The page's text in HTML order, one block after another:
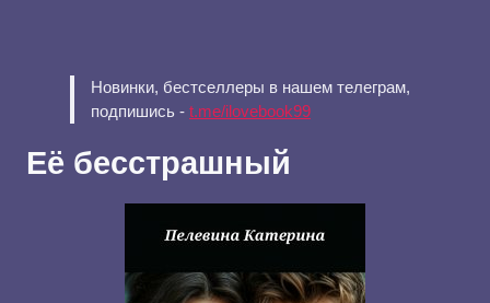
Новинки, бестселлеры в нашем телеграм,
подпишись - t.me/ilovebook99
Её бесстрашный